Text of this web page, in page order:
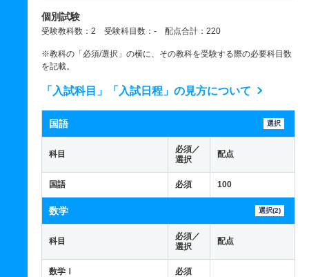
個別試験
受験教科数：2 受験科目数：- 配点合計：220
※教科の「必須/選択」の横に、その教科を受験する際の必要科目数
を記載。
「入試科目」「入試日程」の見方について
国語 選択
科目
必須／
選択
配点
国語 必須 100
数学 選択(2)
科目
必須／
選択
配点
数学Ⅰ
必須